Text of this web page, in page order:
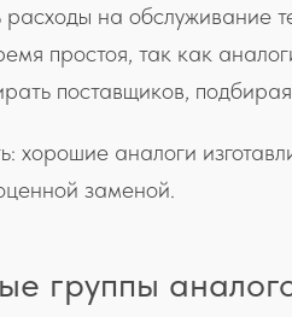
на обслуживание
простоя, так как
поставщиков,
хорошие аналоги
заменой.
группы